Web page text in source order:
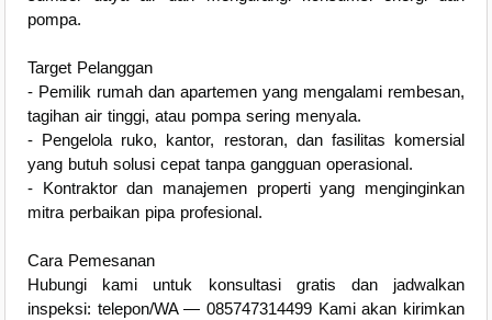
pompa.
Target Pelanggan
- Pemilik rumah dan apartemen yang mengalami rembesan,
tagihan air tinggi, atau pompa sering menyala.
- Pengelola ruko, kantor, restoran, dan fasilitas komersial
yang butuh solusi cepat tanpa gangguan operasional.
- Kontraktor dan manajemen properti yang menginginkan
mitra perbaikan pipa profesional.
Cara Pemesanan
Hubungi kami untuk konsultasi gratis dan jadwalkan
inspeksi: telepon/WA — 085747314499 Kami akan kirimkan